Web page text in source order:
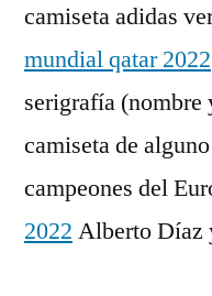
camiseta adidas
mundial qatar 2022
serigrafía (nombre
camiseta de
campeones del
2022 Alberto Díaz